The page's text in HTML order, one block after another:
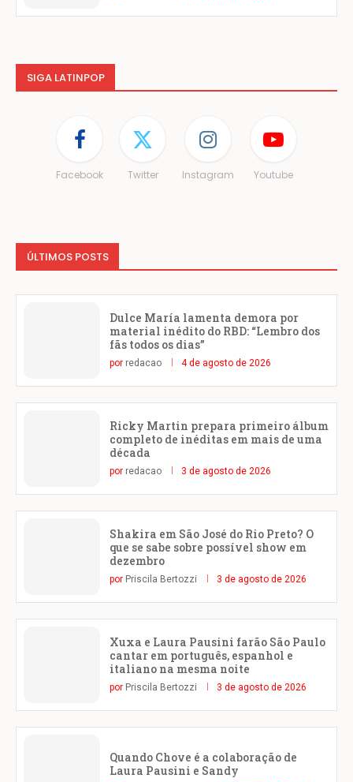
SIGA LATINPOP
Facebook Twitter Instagram Youtube
ÚLTIMOS POSTS
Dulce María lamenta demora por
material inédito do RBD: “Lembro dos
fãs todos os dias”
por redacao 4 de agosto de 2026
Ricky Martin prepara primeiro álbum
completo de inéditas em mais de uma
década
por redacao 3 de agosto de 2026
Shakira em São José do Rio Preto? O
que se sabe sobre possível show em
dezembro
por Priscila Bertozzi 3 de agosto de 2026
Xuxa e Laura Pausini farão São Paulo
cantar em português, espanhol e
italiano na mesma noite
por Priscila Bertozzi 3 de agosto de 2026
Quando Chove é a colaboração de
Laura Pausini e Sandy